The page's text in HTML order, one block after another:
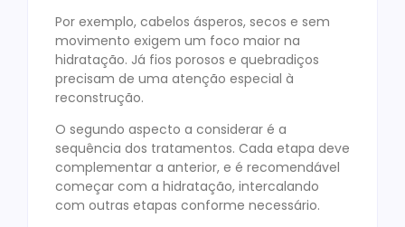
Por exemplo, cabelos ásperos, secos e sem
movimento exigem um foco maior na
hidratação. Já fios porosos e quebradiços
precisam de uma atenção especial à
reconstrução.
O segundo aspecto a considerar é a
sequência dos tratamentos. Cada etapa deve
complementar a anterior, e é recomendável
começar com a hidratação, intercalando
com outras etapas conforme necessário.